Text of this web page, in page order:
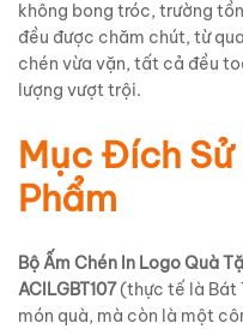
không bong tróc, trường
đều được chăm chút, từ
chén vừa vặn, tất cả đều
lượng vượt trội.
Mục Đích Sử
Phẩm
Bộ Ấm Chén In Logo Quà
ACILGBT107(thực tế là Bát
món quà, mà còn là một